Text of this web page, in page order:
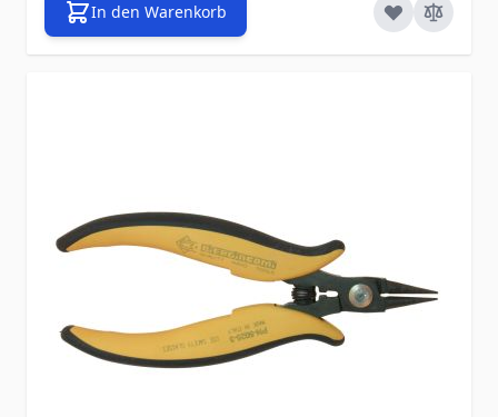
In den Warenkorb